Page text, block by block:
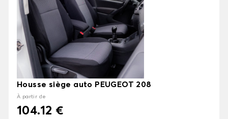
Housse siège auto PEUGEOT 208
À partir de
104.12 €